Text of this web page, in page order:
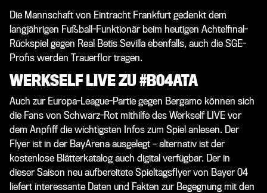
Die Mannschaft von Eintracht Frankfurt gedenkt dem
langjährigen Fußball-Funktionär beim heutigen Achtelfinal-
Rückspiel gegen Real Betis Sevilla ebenfalls, auch die SGE-
Profis werden Trauerflor tragen.
WERKSELF LIVE ZU #B04ATA
Auch zur Europa-League-Partie gegen Bergamo können sich
die Fans von Schwarz-Rot mithilfe des Werkself LIVE vor
dem Anpfiff die wichtigsten Infos zum Spiel anlesen. Der
Flyer ist in der BayArena ausgelegt – alternativ ist der
kostenlose Blätterkatalog auch digital verfügbar. Der in
dieser Saison neu aufbereitete Spieltagsflyer von Bayer 04
liefert interessante Daten und Fakten zur Begegnung mit den